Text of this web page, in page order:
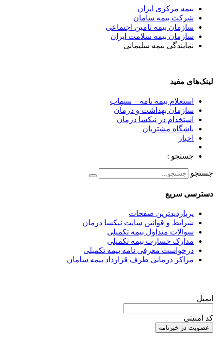
بیمه مرکزی ایران
شرکت بیمه سامان
سازمان بیمه تامین اجتماعی
سازمان بیمه سلامت ایران
نمایندگی بیمه سلیمانی
لینک‌های مفید
استعلام بیمه نامه – سنهاب
سازمان بهداشت و درمان
استخدام در نیکسا درمان
باشگاه مشتریان
اخبار
جستجو :
جستجو
دسترسی سریع
پربازدیدترین صفحات
شرایط و قوانین سایت نیکسا درمان
سوالات متداول بیمه تکمیلی
مدارک خسارت بیمه تکمیلی
درخواست معرفی نامه بیمه تکمیلی
مراکز درمانی طرف قرارداد بیمه سامان
ایمیل
کد امنیتی